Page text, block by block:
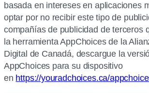
basada en intereses en aplicaciones
optar por no recibir este tipo de
compañías de publicidad de terceros
la herramienta AppChoices de la
Digital de Canadá, descargue la
AppChoices para su dispositivo
en https://youradchoices.ca/